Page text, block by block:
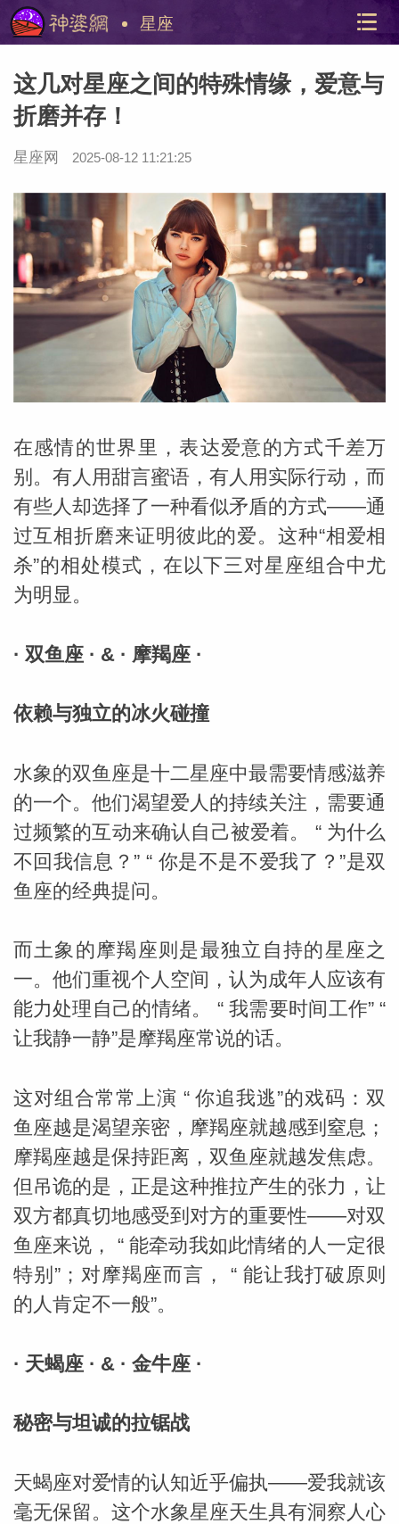
美国神
网
星座
站内导
这几对星座之间的特殊情缘，爱意与
折磨并存！
星座网 2025-08-12 11:21:25
在感情的世界里，表达爱意的方式千差万
别。有人用甜言蜜语，有人用实际行动，而
有些人却选择了一种看似矛盾的方式——通
过互相折磨来证明彼此的爱。这种“相爱相
杀”的相处模式，在以下三对星座组合中尤
为明显。
· 双鱼座 · & · 摩羯座 ·
依赖与独立的冰火碰撞
水象的双鱼座是十二星座中最需要情感滋养
的一个。他们渴望爱人的持续关注，需要通
过频繁的互动来确认自己被爱着。 “ 为什么
不回我信息？” “ 你是不是不爱我了？”是双
鱼座的经典提问。
而土象的摩羯座则是最独立自持的星座之
一。他们重视个人空间，认为成年人应该有
能力处理自己的情绪。 “ 我需要时间工作” “
让我静一静”是摩羯座常说的话。
这对组合常常上演 “ 你追我逃”的戏码：双
鱼座越是渴望亲密，摩羯座就越感到窒息；
摩羯座越是保持距离，双鱼座就越发焦虑。
但吊诡的是，正是这种推拉产生的张力，让
双方都真切地感受到对方的重要性——对双
鱼座来说， “ 能牵动我如此情绪的人一定很
特别”；对摩羯座而言， “ 能让我打破原则
的人肯定不一般”。
· 天蝎座 · & · 金牛座 ·
秘密与坦诚的拉锯战
天蝎座对爱情的认知近乎偏执——爱我就该
毫无保留。这个水象星座天生具有洞察人心